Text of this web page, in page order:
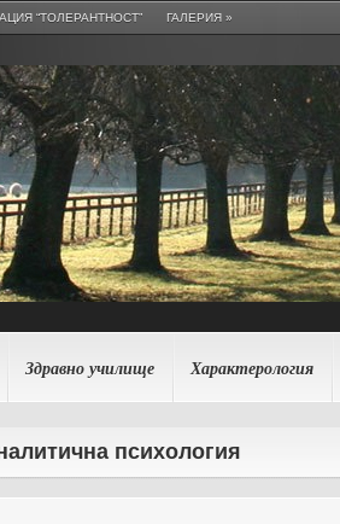
“ТОЛЕРАНТНОСТ” ГАЛЕРИЯ »
Здравно училище Характерология
психология